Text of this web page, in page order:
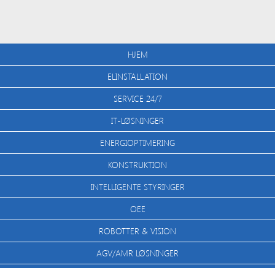
HJEM
ELINSTALLATION
SERVICE 24/7
IT-LØSNINGER
ENERGIOPTIMERING
KONSTRUKTION
INTELLIGENTE STYRINGER
OEE
ROBOTTER & VISION
AGV/AMR LØSNINGER